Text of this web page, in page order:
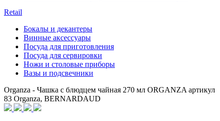
Retail
Бокалы и декантеры
Винные аксессуары
Посуда для приготовления
Посуда для сервировки
Ножи и столовые приборы
Вазы и подсвечники
Organza - Чашка с блюдцем чайная 270 мл ORGANZA артикул
83 Organza, BERNARDAUD